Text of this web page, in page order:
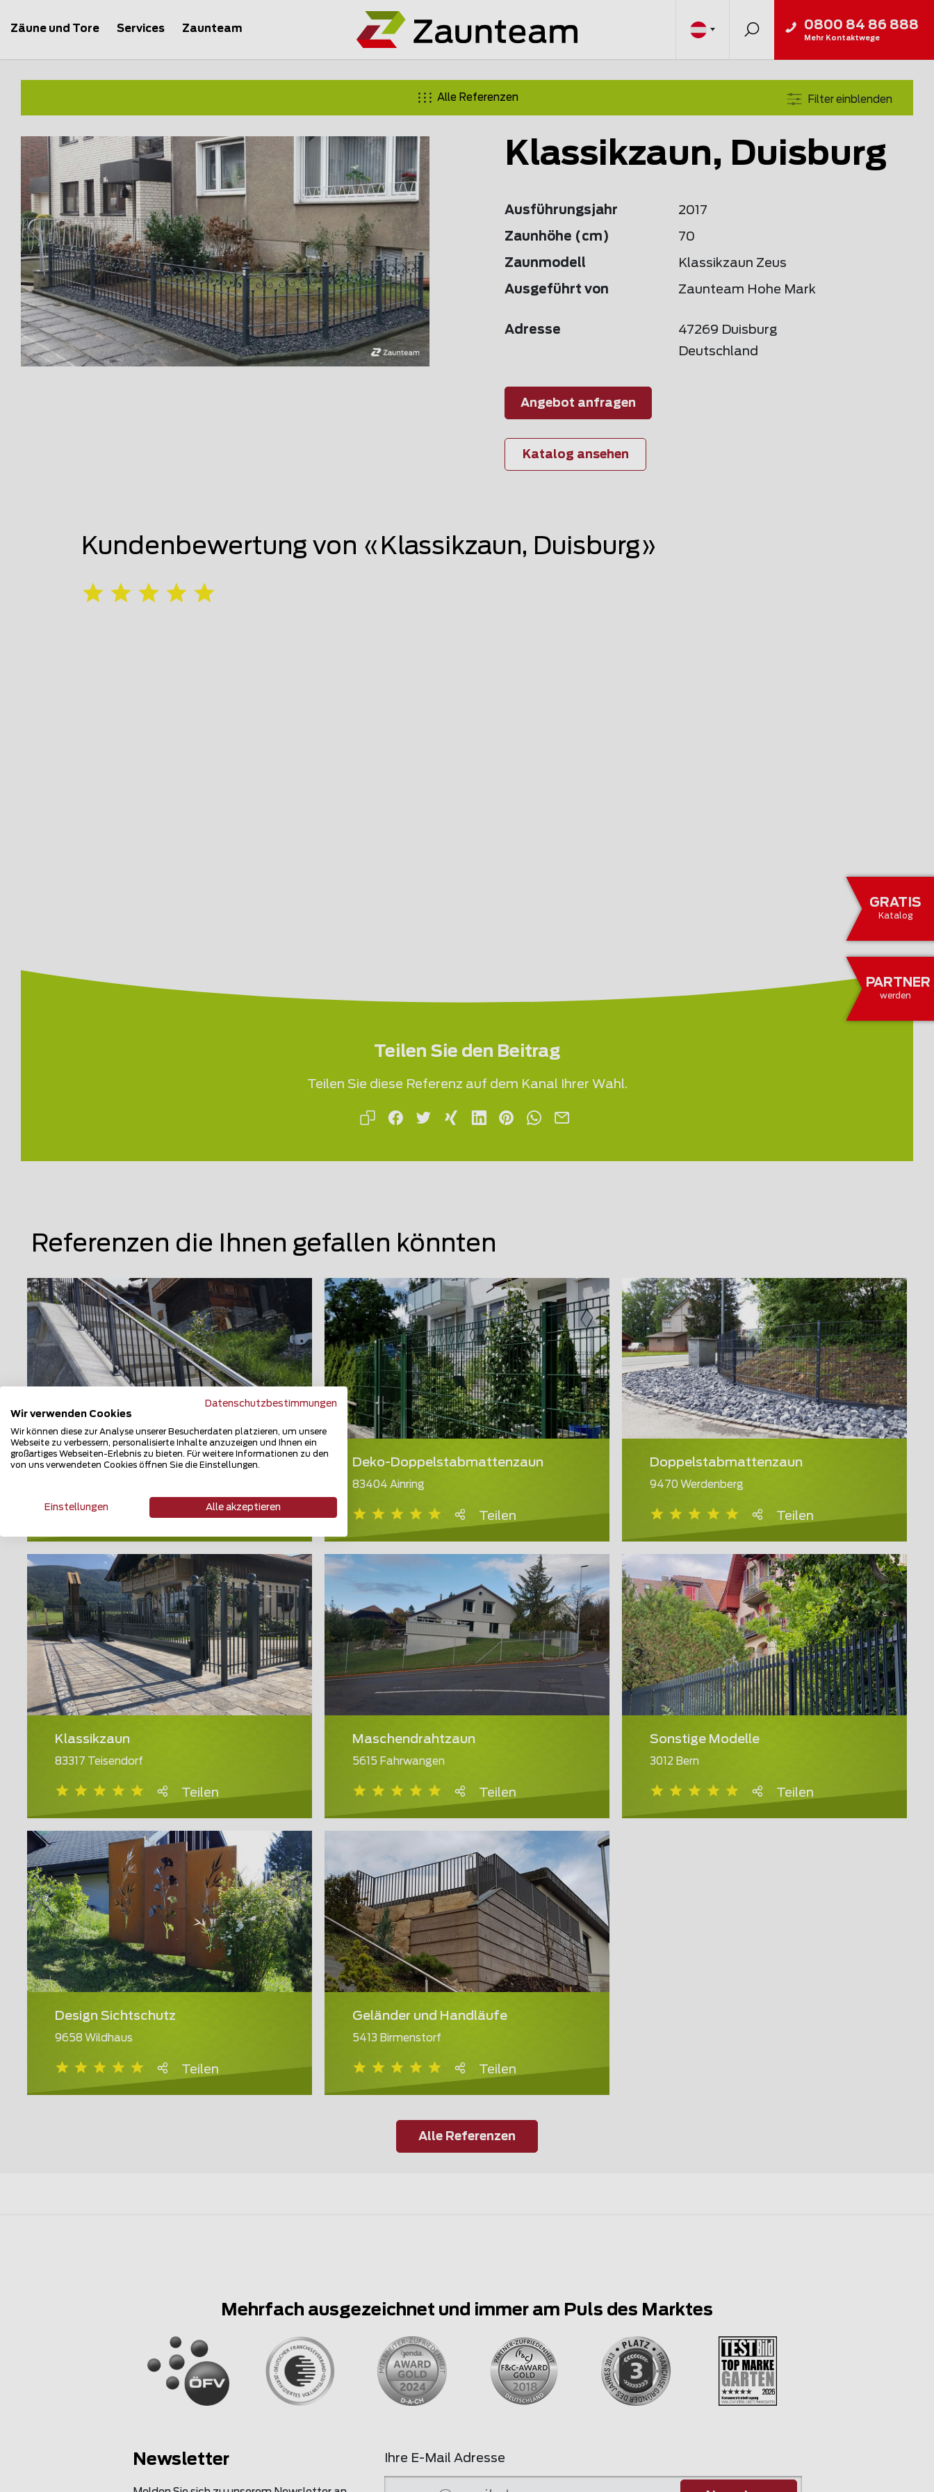
GRATIS
Katalog
PARTNER
werden
Zäune und Tore Services Zaunteam 0800 84 86 888
Mehr Kontaktwege
Alle Referenzen Filter einblenden
Klassikzaun, Duisburg
Ausführungsjahr 2017
Zaunhöhe (cm) 70
Zaunmodell Klassikzaun Zeus
Ausgeführt von Zaunteam Hohe Mark
Adresse
47269 Duisburg
Deutschland
Angebot anfragen
Katalog ansehen
Kundenbewertung von «Klassikzaun, Duisburg»
Teilen Sie den Beitrag
Teilen Sie diese Referenz auf dem Kanal Ihrer Wahl.
Referenzen die Ihnen gefallen könnten
Geländer und Handläufe
Teilen
Deko-Doppelstabmattenzaun
83404 Ainring
Teilen
Doppelstabmattenzaun
9470 Werdenberg
Teilen
Klassikzaun
83317 Teisendorf
Teilen
Maschendrahtzaun
5615 Fahrwangen
Teilen
Sonstige Modelle
3012 Bern
Teilen
Design Sichtschutz
9658 Wildhaus
Teilen
Geländer und Handläufe
5413 Birmenstorf
Teilen
Alle Referenzen
Mehrfach ausgezeichnet und immer am Puls des Marktes
Newsletter Ihre E-Mail Adresse
Datenschutzbestimmungen
Wir verwenden Cookies
Wir können diese zur Analyse unserer Besucherdaten platzieren, um unsere
Webseite zu verbessern, personalisierte Inhalte anzuzeigen und Ihnen ein
großartiges Webseiten-Erlebnis zu bieten. Für weitere Informationen zu den
von uns verwendeten Cookies öffnen Sie die Einstellungen.
Einstellungen Alle akzeptieren